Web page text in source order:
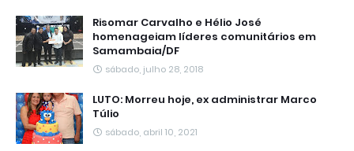
Risomar Carvalho e Hélio José
homenageiam líderes comunitários em
Samambaia/DF
sábado, julho 28, 2018
LUTO: Morreu hoje, ex administrar Marco
Túlio
sábado, abril 10, 2021